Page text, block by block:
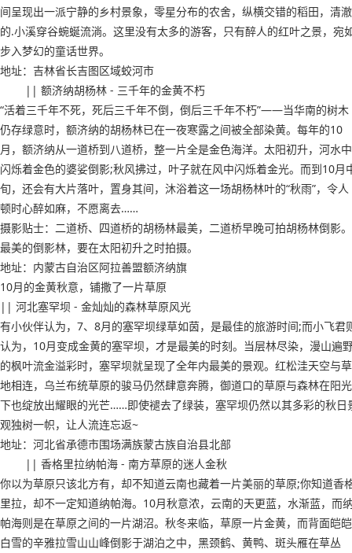
间呈现出一派宁静的乡村景象，零星分布的农舍，纵横交错的稻田，清澈
的.小溪穿谷蜿蜒流淌。这里没有太多的游客，只有醉人的红叶之景，宛
步入梦幻的童话世界。
地址：吉林省长吉图区域蛟河市
|| 额济纳胡杨林 - 三千年的金黄不朽
“活着三千年不死，死后三千年不倒，倒后三千年不朽”——当华南的树木
仍存绿意时，额济纳的胡杨林已在一夜寒露之间被全部染黄。每年的10
月，额济纳从一道桥到八道桥，整一片全是金色海洋。太阳初升，河水中
闪烁着金色的婆娑倒影;秋风拂过，叶子就在风中闪烁着金光。而到10月
旬，还会有大片落叶，置身其间，沐浴着这一场胡杨林叶的“秋雨”，令人
顿时心醉如麻，不愿离去……
摄影贴士：二道桥、四道桥的胡杨林最美，二道桥早晚可拍胡杨林倒影。
最美的倒影林，要在太阳初升之时拍摄。
地址：内蒙古自治区阿拉善盟额济纳旗
10月的金黄秋意，铺撒了一片草原
|| 河北塞罕坝 - 金灿灿的森林草原风光
有小伙伴认为，7、8月的塞罕坝绿草如茵，是最佳的旅游时间;而小飞君
认为，10月变成金黄的塞罕坝，才是最美的时刻。当层林尽染，漫山遍
的枫叶流金溢彩时，塞罕坝就呈现了全年内最美的景观。红松洼天空与草
地相连，乌兰布统草原的骏马仍然肆意奔腾，御道口的草原与森林在阳光
下也绽放出耀眼的光芒……即使褪去了绿装，塞罕坝仍然以其多彩的秋日
观独树一帜，让人流连忘返~
地址：河北省承德市围场满族蒙古族自治县北部
|| 香格里拉纳帕海 - 南方草原的迷人金秋
你以为草原只该北方有，却不知道云南也藏着一片美丽的草原;你知道香
里拉，却不一定知道纳帕海。10月秋意浓，云南的天更蓝，水渐蓝，而
帕海则是在草原之间的一片湖沼。秋冬来临，草原一片金黄，而背面皑皑
白雪的辛雅拉雪山山峰倒影于湖泊之中，黑颈鹤、黄鸭、斑头雁在草丛